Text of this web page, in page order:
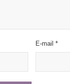
E-mail*